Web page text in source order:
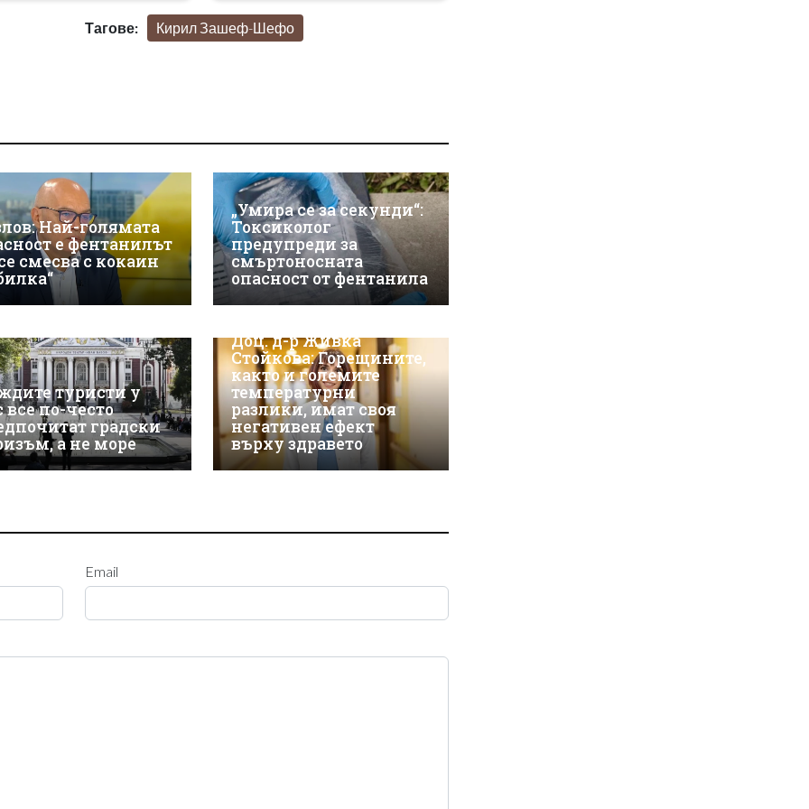
Тагове: Кирил Зашеф-Шефо
Най-голямата
е фентанилът
смесва с кокаин
„Умира се за секунди“:
Токсиколог
предупреди за
смъртоносната
опасност от фентанила
туристи у
все по-често
градски
а не море
Доц. д-р Живка
Стойкова: Горещините,
както и големите
температурни
разлики, имат своя
негативен ефект
върху здравето
Email